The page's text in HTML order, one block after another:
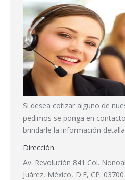
Si desea cotizar alguno de
pedimos se ponga en
brindarle la información
Dirección
Av. Revolución 841 Col.
Juárez, México, D.F, CP. 03700